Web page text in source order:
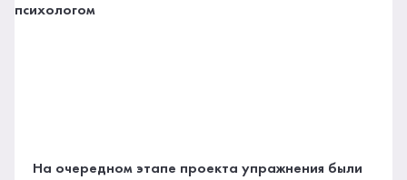
На очередном этапе проекта упражнения были